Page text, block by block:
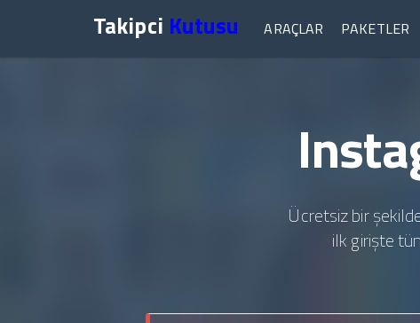
Takipci Kutusu ARAÇLAR PAKETLER
Ücretsiz bir
ilk girişte